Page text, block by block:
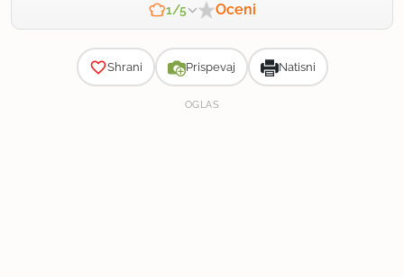
1/5 Oceni
Shrani Prispevaj Natisni
OGLAS